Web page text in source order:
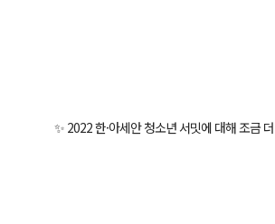
✨ 2022 한·아세안 청소년 서밋에 대해 조금